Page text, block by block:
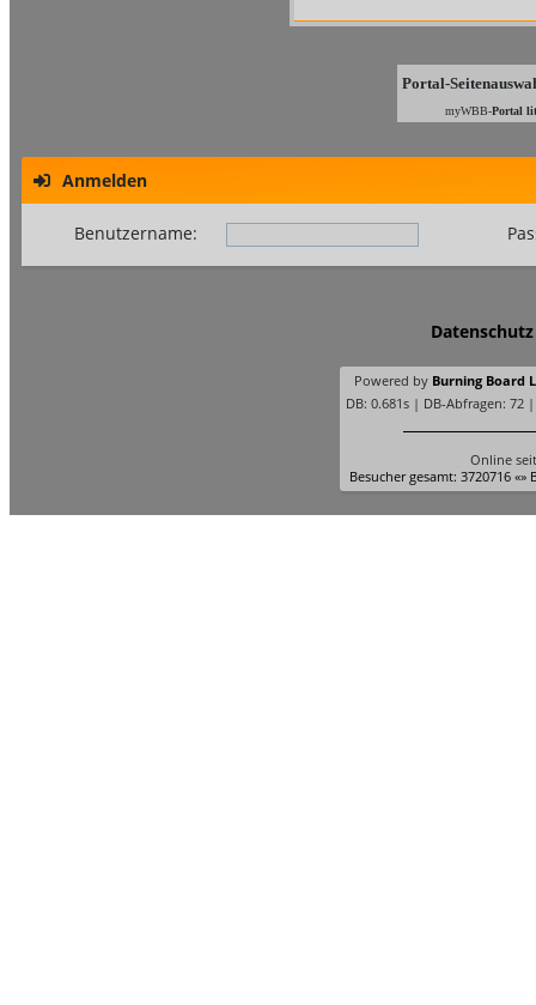
Portal-
myWBB-Portal
Anmelden
Benutzername:
Datenschutz
Powered by Burning Board
DB: 0.681s | DB-Abfragen: 72
Online
Besucher gesamt: 3720716 «»